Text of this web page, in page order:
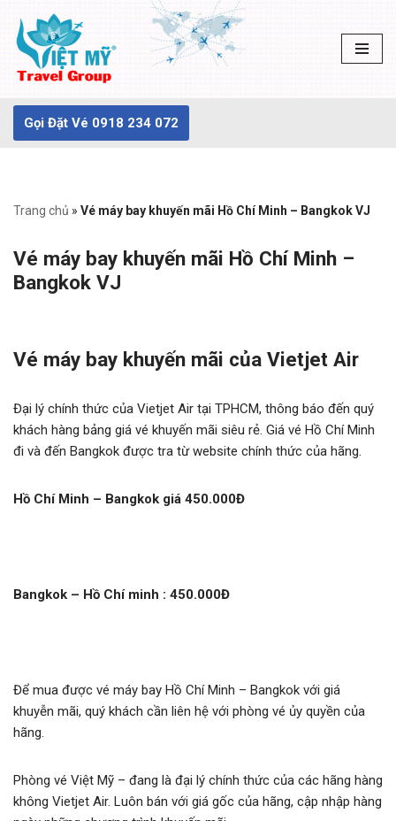
Chuyển
tới
dung
Gọi Đặt Vé 0918 234 072
Trang chủ » Vé máy bay khuyến mãi Hồ Chí Minh – Bangkok VJ
Vé máy bay khuyến mãi Hồ Chí Minh –
Bangkok VJ
Vé máy bay khuyến mãi của Vietjet Air
Đại lý chính thức của Vietjet Air tại TPHCM, thông báo đến quý
khách hàng bảng giá vé khuyến mãi siêu rẻ. Giá vé Hồ Chí Minh
đi và đến Bangkok được tra từ website chính thức của hãng.
Hồ Chí Minh – Bangkok giá 450.000Đ
Bangkok – Hồ Chí minh : 450.000Đ
Để mua được vé máy bay Hồ Chí Minh – Bangkok với giá
khuyễn mãi, quý khách cần liên hệ với phòng vé ủy quyền của
hãng.
Phòng vé Việt Mỹ – đang là đại lý chính thức của các hãng hàng
không Vietjet Air. Luôn bán với giá gốc của hãng, cập nhập hàng